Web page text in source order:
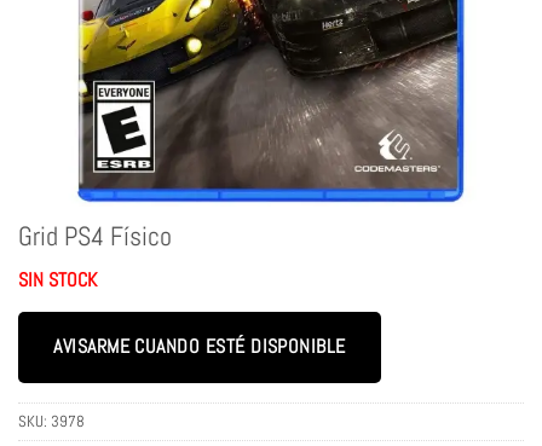
Grid PS4 Físico
SIN STOCK
AVISARME CUANDO ESTÉ DISPONIBLE
SKU: 3978